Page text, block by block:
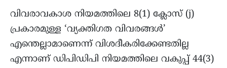
വിവരാവകാശ നിയമത്തിലെ 8(1) ക്ലോസ്‌ (j)
പ്രകാരമുള്ള ‘വ്യക്തിഗത വിവരങ്ങൾ’
എന്തെല്ലാമാണെന്ന് വിശദീകരിക്കേണ്ടതില്ല
എന്നാണ് ഡിപിഡിപി നിയമത്തിലെ വകുപ്പ് 44(3)